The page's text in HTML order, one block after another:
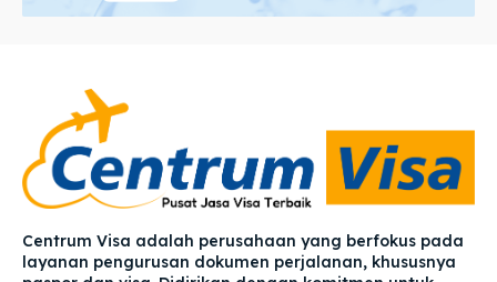
Centrum Visa adalah perusahaan yang berfokus pada
layanan pengurusan dokumen perjalanan, khususnya